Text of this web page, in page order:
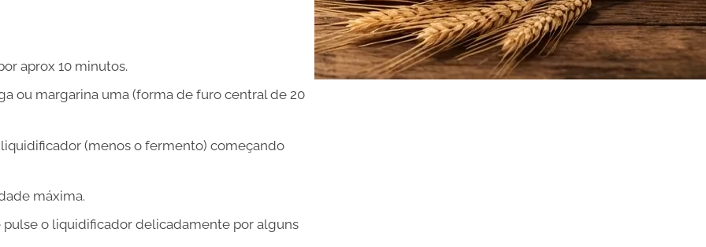
aprox 10 minutos.
ou margarina uma (forma de furo central de 20
(menos o fermento) começando
máxima.
o liquidificador delicadamente por alguns